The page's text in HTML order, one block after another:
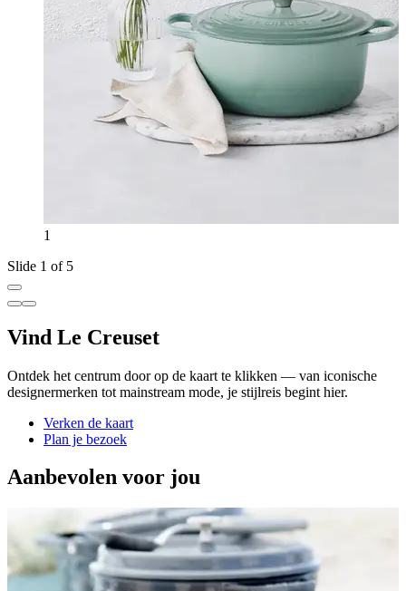
1
Slide 1 of 5
Vind Le Creuset
Ontdek het centrum door op de kaart te klikken — van iconische
designermerken tot mainstream mode, je stijlreis begint hier.
Verken de kaart
Plan je bezoek
Aanbevolen voor jou